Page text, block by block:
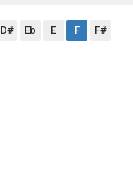
D# Eb E F
F#